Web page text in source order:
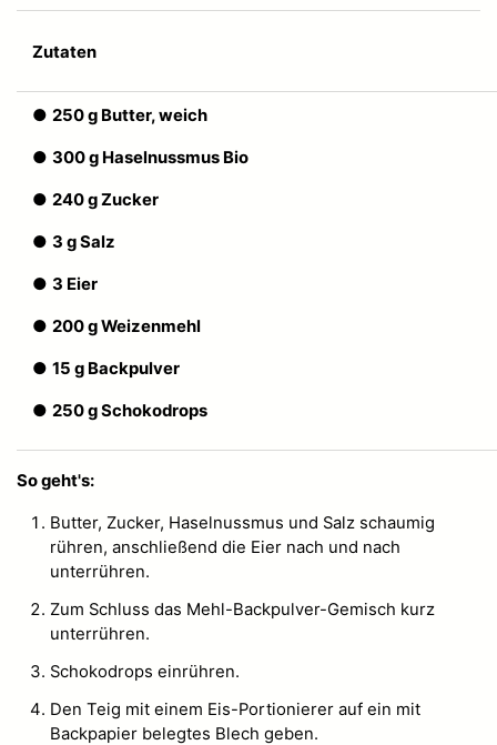
Zutaten
● 250 g Butter, weich
● 300 g Haselnussmus Bio
● 240 g Zucker
● 3 g Salz
● 3 Eier
● 200 g Weizenmehl
● 15 g Backpulver
● 250 g Schokodrops
So geht's:
Butter, Zucker, Haselnussmus und Salz schaumig
rühren, anschließend die Eier nach und nach
unterrühren.
Zum Schluss das Mehl-Backpulver-Gemisch kurz
unterrühren.
Schokodrops einrühren.
Den Teig mit einem Eis-Portionierer auf ein mit
Backpapier belegtes Blech geben.